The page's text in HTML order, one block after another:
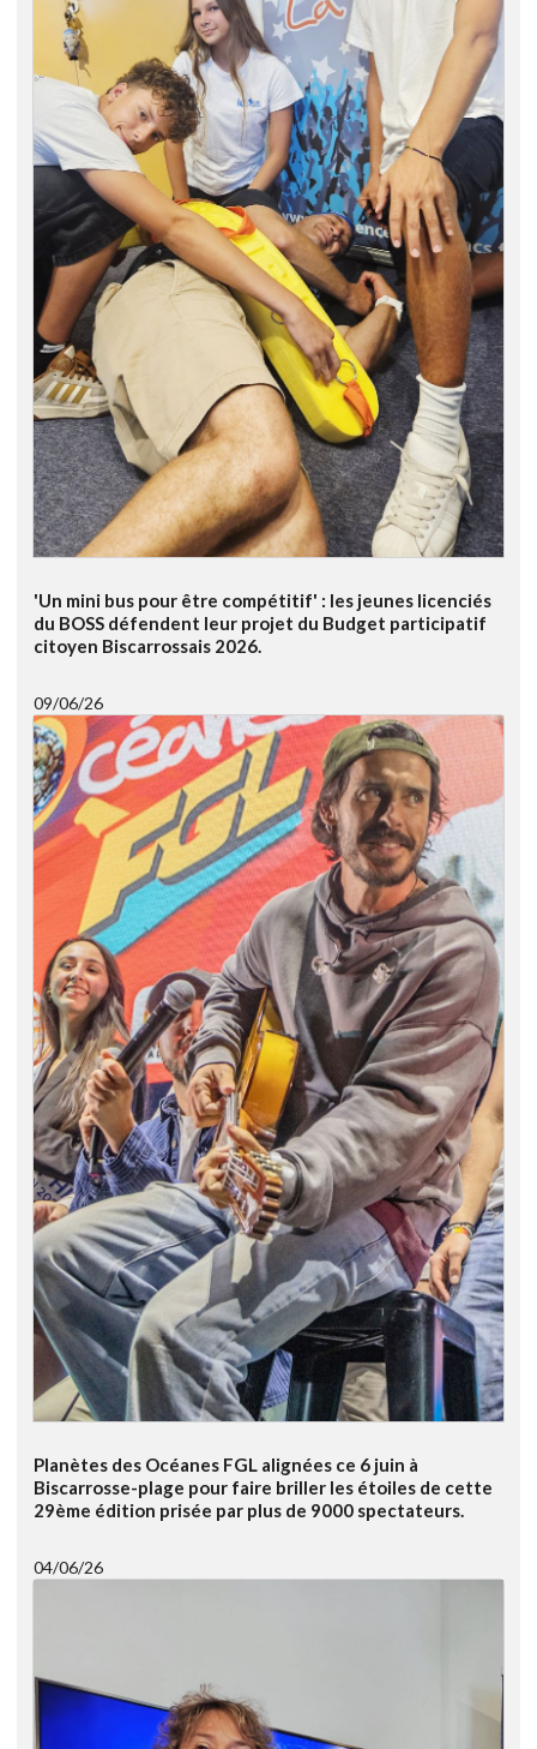
'Un mini bus pour être compétitif' : les jeunes licenciés
du BOSS défendent leur projet du Budget participatif
citoyen Biscarrossais 2026.
09/06/26
Planètes des Océanes FGL alignées ce 6 juin à
Biscarrosse-plage pour faire briller les étoiles de cette
29ème édition prisée par plus de 9000 spectateurs.
04/06/26